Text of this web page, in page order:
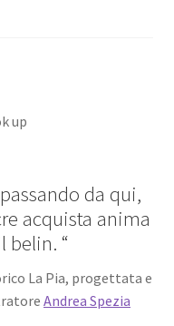
up
da qui,
acquista anima
belin. “
La Pia, progettata e
Andrea Spezia